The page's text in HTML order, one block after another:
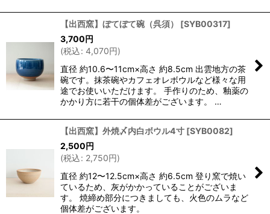
【出西窯】ぼてぼて碗（呉須） [SYB00317]
3,700円
(税込: 4,070円)
直径 約10.6〜11cm×高さ 約8.5cm 出雲地方の茶
碗です。抹茶碗やカフェオレボウルなど様々な用
途でお使いいただけます。 手作りのため、釉薬の
かかり方に若干の個体差がございます。 …
【出西窯】外焼〆内白ボウル4寸 [SYB0082]
2,500円
(税込: 2,750円)
直径 約12〜12.5cm×高さ 約6.5cm 登り窯で焼い
ているため、灰がかかっていることがございま
す。 焼締め部分につきましても、火色のムラなど
個体差がございます。